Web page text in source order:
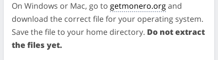
On Windows or Mac, go to getmonero.organd
download the correct file for your operating system.
Save the file to your home directory. Do not extract
the files yet.